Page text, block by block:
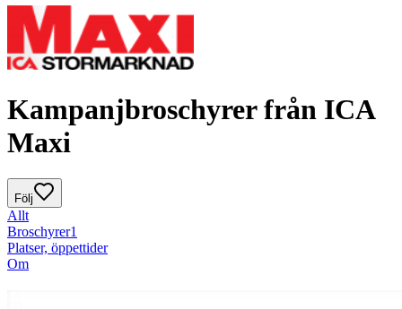
Kampanjbroschyrer från ICA
Maxi
Följ
Allt
Broschyrer1
Platser, öppettider
Om